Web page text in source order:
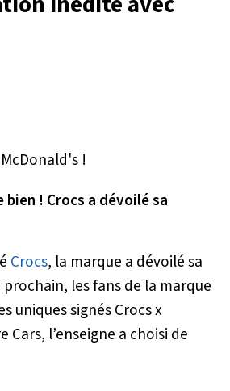
bien ! Crocs a dévoilé sa
Crocs, la marque a dévoilé sa
les fans de la marque
uniques signés Crocs x
Cars, l’enseigne a choisi de